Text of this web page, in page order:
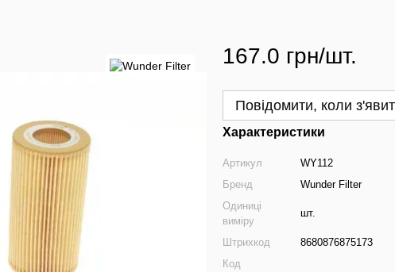
167.0 грн/шт.
Повідомити, коли
Характеристики
Артикул
WY112
Бренд
Wunder Filter
Одиниці
виміру
шт.
Штрихкод
8680876875173
Код